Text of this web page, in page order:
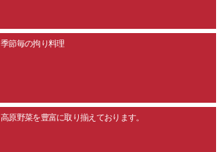
季節毎の拘り料理
高原野菜を豊富に取り揃えております。